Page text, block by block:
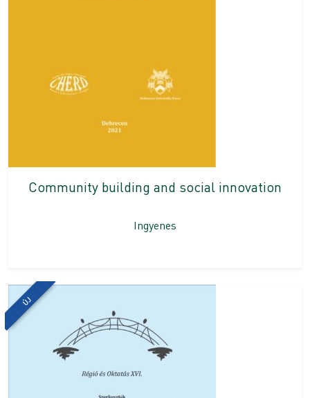
Community building and social innovation
Ingyenes
ÚJ